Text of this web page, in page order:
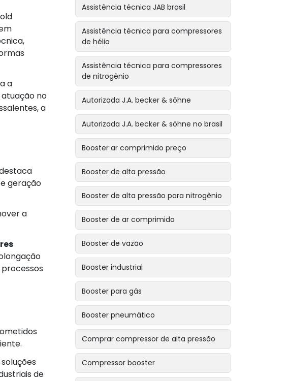
a
no
a
geração
a
de
Assistência técnica JAB brasil
Assistência técnica para compressores
de hélio
Assistência técnica para compressores
de nitrogênio
Autorizada J.A. becker & söhne
Autorizada J.A. becker & söhne no brasil
Booster ar comprimido preço
Booster de alta pressão
Booster de alta pressão para nitrogênio
Booster de ar comprimido
Booster de vazão
Booster industrial
Booster para gás
Booster pneumático
Comprar compressor de alta pressão
Compressor booster